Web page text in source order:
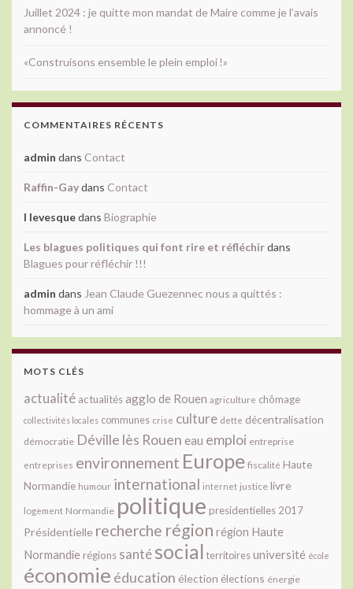
Juillet 2024 : je quitte mon mandat de Maire comme je l’avais
annoncé !
«Construisons ensemble le plein emploi !»
COMMENTAIRES RÉCENTS
admin dans Contact
Raffin-Gaydans Contact
l levesquedans Biographie
Les blagues politiques qui font rire et réfléchirdans
Blagues pour réfléchir !!!
admin dans Jean Claude Guezennec nous a quittés :
hommage à un ami
MOTS CLÉS
actualité actualitésagglo de Rouen agriculture chômage
collectivités locales communes crise culture dette décentralisation
démocratie Déville lès Rouen eau emploi entreprise
entreprises environnement Europe fiscalité Haute
Normandie humour international internet justice livre
logement Normandie politique presidentielles 2017
Présidentielle recherche région région Haute
Normandie régions santésocial territoiresuniversité école
économie éducation élection élections énergie